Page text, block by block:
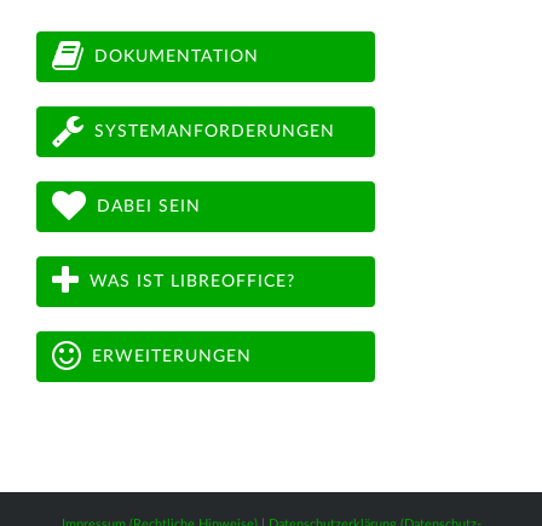
DOKUMENTATION
SYSTEMANFORDERUNGEN
DABEI SEIN
WAS IST LIBREOFFICE?
ERWEITERUNGEN